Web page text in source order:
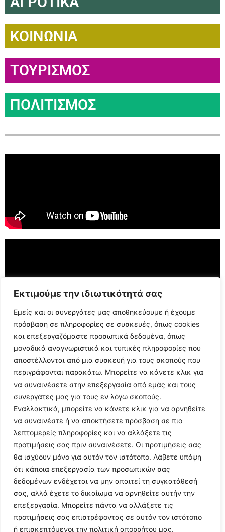
Εκτιμούμε την ιδιωτικότητά σας
Εμείς και οι συνεργάτες μας αποθηκεύουμε ή έχουμε
πρόσβαση σε πληροφορίες σε συσκευές, όπως cookies
και επεξεργαζόμαστε προσωπικά δεδομένα, όπως
μοναδικά αναγνωριστικά και τυπικές πληροφορίες που
αποστέλλονται από μια συσκευή για τους σκοπούς που
περιγράφονται παρακάτω. Μπορείτε να κάνετε κλικ για
να συναινέσετε στην επεξεργασία από εμάς και τους
συνεργάτες μας για τους εν λόγω σκοπούς.
Εναλλακτικά, μπορείτε να κάνετε κλικ για να αρνηθείτε
να συναινέστε ή να αποκτήσετε πρόσβαση σε πιο
λεπτομερείς πληροφορίες και να αλλάξετε τις
προτιμήσεις σας πριν συναινέσετε. Οι προτιμήσεις σας
θα ισχύουν μόνο για αυτόν τον ιστότοπο. Λάβετε υπόψη
ότι κάποια επεξεργασία των προσωπικών σας
δεδομένων ενδέχεται να μην απαιτεί τη συγκατάθεσή
σας, αλλά έχετε το δικαίωμα να αρνηθείτε αυτήν την
επεξεργασία. Μπορείτε πάντα να αλλάξετε τις
προτιμήσεις σας επιστρέφοντας σε αυτόν τον ιστότοπο
ή επισκεπτόμενοι την πολιτική απορρήτου μας.
ΚΟΙΝΩΝΙΑ
ΤΟΥΡΙΣΜΟΣ
ΠΟΛΙΤΙΣΜΟΣ
Follow Us
© 2024 All Rights Reserved
Η ιστοσελίδαargolikianaptiksi.grείναι πιστοποιημένη στο
ηλεκτρονικό Μητρώο Ηλεκτρονικού Τύπου της ΓΓ Επικοινωνίας
και Ενημέρωσης (Αριθμός ΜΗΤ242062)